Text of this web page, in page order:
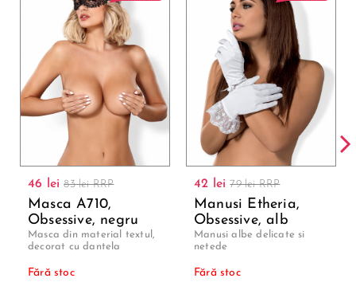
46 lei83 lei RRP
Masca A710,
Obsessive, negru
Masca din material textul,
decorat cu dantela
Fără stoc
42 lei79 lei RRP
Manusi Etheria,
Obsessive, alb
Manusi albe delicate si
netede
Fără stoc